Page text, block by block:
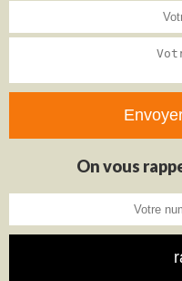
On vous